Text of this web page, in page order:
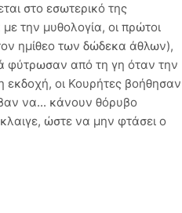
στο εσωτερικό της
την μυθολογία, οι πρώτοι
ημίθεο των δώδεκα άθλων),
φύτρωσαν από τη γη όταν την
οι Κουρήτες βοήθησαν
να... κάνουν θόρυβο
ώστε να μην φτάσει ο